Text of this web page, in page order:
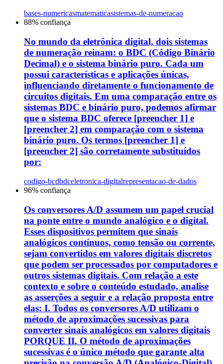
bases-numericasmatematicasistemas-de-numeracao
88% confiança
No mundo da eletrônica digital, dois sistemas
de numeração reinam: o BDC (Código Binário
Decimal) e o sistema binário puro. Cada um
possui características e aplicações únicas,
influenciando diretamente o funcionamento de
circuitos digitais. Em uma comparação entre os
sistemas BDC e binário puro, podemos afirmar
que o sistema BDC oferece [preencher 1] e
[preencher 2] em comparação com o sistema
binário puro. Os termos [preencher 1] e
[preencher 2] são corretamente substituídos
por:
codigo-bcdbdceletronica-digitalrepresentacao-de-dados
96% confiança
Os conversores A/D assumem um papel crucial
na ponte entre o mundo analógico e o digital.
Esses dispositivos permitem que sinais
analógicos contínuos, como tensão ou corrente,
sejam convertidos em valores digitais discretos
que podem ser processados por computadores e
outros sistemas digitais. Com relação a este
contexto e sobre o conteúdo estudado, analise
as asserções a seguir e a relação proposta entre
elas: I. Todos os conversores A/D utilizam o
método de aproximações sucessivas para
converter sinais analógicos em valores digitais
PORQUE II. O método de aproximações
sucessivas é o único método que garante alta